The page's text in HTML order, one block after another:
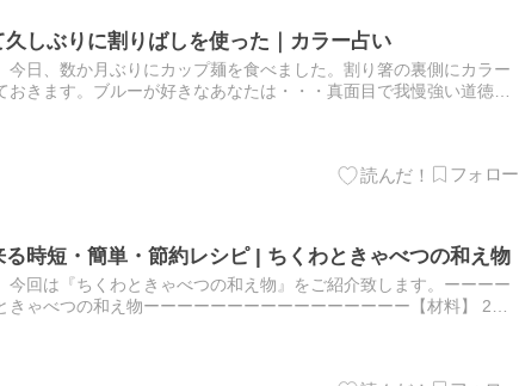
しぶりに割りばしを使った｜カラー占い
今日、数か月ぶりにカップ麺を食べました。割り箸の裏側にカラー
おきます。ブルーが好きなあなたは・・・真面目で我慢強い道徳家
時短・簡単・節約レシピ | ちくわときゃべつの和え物
今回は『ちくわときゃべつの和え物』をご紹介致します。ーーーー
きゃべつの和え物ーーーーーーーーーーーーーーーー【材料】 2人